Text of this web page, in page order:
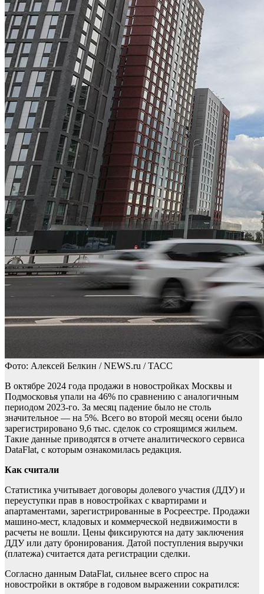
Фото: Алексей Белкин / NEWS.ru / ТАСС
В октябре 2024 года продажи в новостройках Москвы и
Подмосковья упали на 46% по сравнению с аналогичным
периодом 2023-го. За месяц падение было не столь
значительное — на 5%. Всего во второй месяц осени было
зарегистрировано 9,6 тыс. сделок со строящимся жильем.
Такие данные приводятся в отчете аналитического сервиса
DataFlat, с которым ознакомилась редакция.
Как считали
Статистика учитывает договоры долевого участия (ДДУ) и
переуступки прав в новостройках с квартирами и
апартаментами, зарегистрированные в Росреестре. Продажи
машино-мест, кладовых и коммерческой недвижимости в
расчеты не вошли. Цены фиксируются на дату заключения
ДДУ или дату бронирования. Датой поступления выручки
(платежа) считается дата регистрации сделки.
Согласно данным DataFlat, сильнее всего спрос на
новостройки в октябре в годовом выражении сократился: